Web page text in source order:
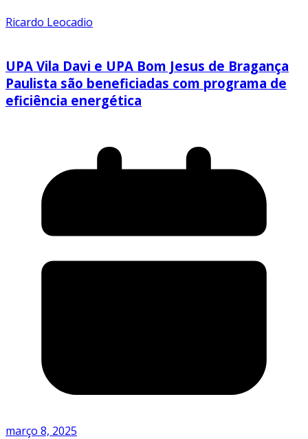
Ricardo Leocadio
UPA Vila Davi e UPA Bom Jesus de Bragança
Paulista são beneficiadas com programa de
eficiência energética
março 8, 2025